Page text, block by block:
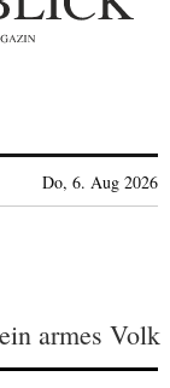
Do, 6. Aug 2026
armes Volk